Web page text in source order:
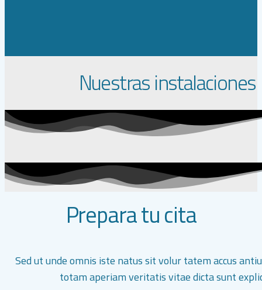
Nuestras instalaciones
Prepara tu cita
Sed ut unde omnis iste natus sit volur tatem accus
totam aperiam veritatis vitae dicta sunt